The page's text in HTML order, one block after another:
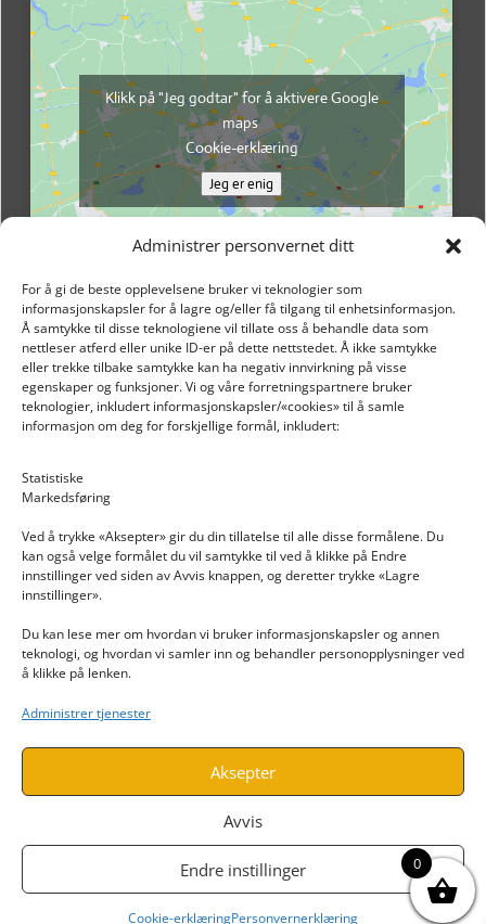
Administrer personvernet ditt
For å gi de beste opplevelsene bruker vi teknologier som
informasjonskapsler for å lagre og/eller få tilgang til enhetsinformasjon.
Å samtykke til disse teknologiene vil tillate oss å behandle data som
nettleser atferd eller unike ID-er på dette nettstedet. Å ikke samtykke
eller trekke tilbake samtykke kan ha negativ innvirkning på visse
egenskaper og funksjoner. Vi og våre forretningspartnere bruker
teknologier, inkludert informasjonskapsler/«cookies» til å samle
informasjon om deg for forskjellige formål, inkludert:
Statistiske
Markedsføring
Ved å trykke «Aksepter» gir du din tillatelse til alle disse formålene. Du
kan også velge formålet du vil samtykke til ved å klikke på Endre
innstillinger ved siden av Avvis knappen, og deretter trykke «Lagre
innstillinger».
Du kan lese mer om hvordan vi bruker informasjonskapsler og annen
teknologi, og hvordan vi samler inn og behandler personopplysninger ved
å klikke på lenken.
Administrer tjenester
Aksepter
Avvis
Endre instillinger
Cookie-erklæringPersonvernerklæring
Klikk på "Jeg godtar" for å aktivere Google
maps
Cookie-erklæring
Jeg er enig
INFORMASJON
Personvern
0